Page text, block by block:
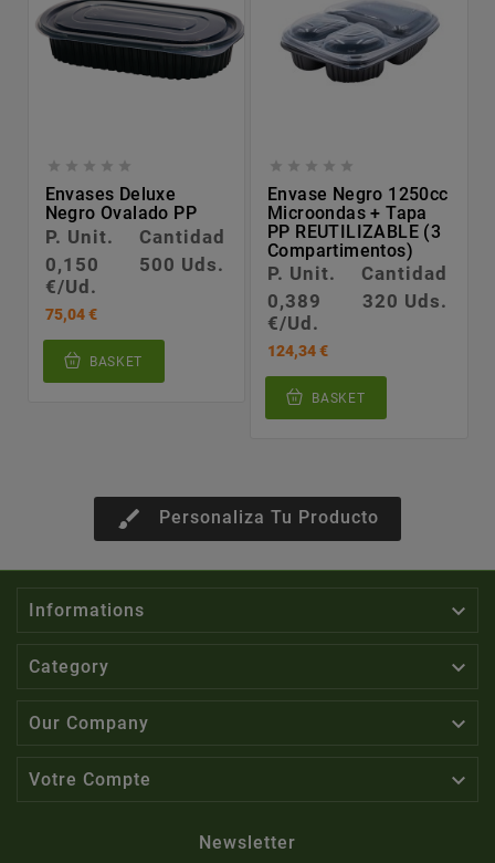
    
Envases Deluxe
Negro Ovalado PP
P. Unit.
Cantidad
0,150
€/Ud.
500 Uds.
75,04 €
BASKET
    
Envase Negro 1250cc
Microondas + Tapa
PP REUTILIZABLE (3
Compartimentos)
P. Unit.
Cantidad
0,389
€/Ud.
320 Uds.
124,34 €
BASKET
brush Personaliza Tu Producto
Informations 
Category 
Our Company 
Votre Compte 
Newsletter